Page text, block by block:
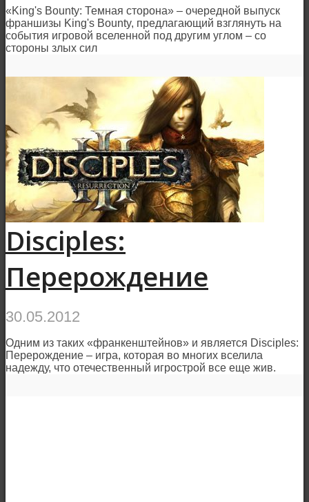
«King's Bounty: Темная сторона» – очередной выпуск
франшизы King's Bounty, предлагающий взглянуть на
события игровой вселенной под другим углом – со
стороны злых сил
Disciples:
Перерождение
30.05.2012
Одним из таких «франкенштейнов» и является Disciples:
Перерождение – игра, которая во многих вселила
надежду, что отечественный игрострой все еще жив.